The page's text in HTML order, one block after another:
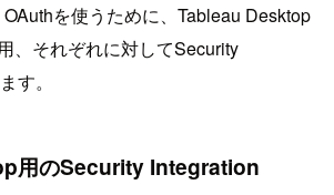
を使うために、Tableau Desktop
、それぞれに対してSecurity
す。
用のSecurity Integration